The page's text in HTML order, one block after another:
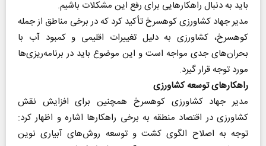
باید به‌ دنبال راهکارهایی برای رفع این مشکلات باشیم.
مدیر جهاد کشاورزی کوهسرخ تأکید کرد که در برخی مناطق از جمله
کوهسرخ، کشاورزی به دلیل تغییرات اقلیمی و کمبود آب با
بحران‌های جدی مواجه است و این موضوع باید در برنامه‌ریزی‌ها
مورد توجه قرار گیرد.
راهکارهای توسعه کشاورزی
مدیر جهاد کشاورزی کوهسرخ همچنین برای افزایش نقش
کشاورزی در اقتصاد منطقه به برخی راهکارها اشاره و اظهار کرد:
توجه به اصلاح الگوی کشت و توسعه روش‌های آبیاری نوین